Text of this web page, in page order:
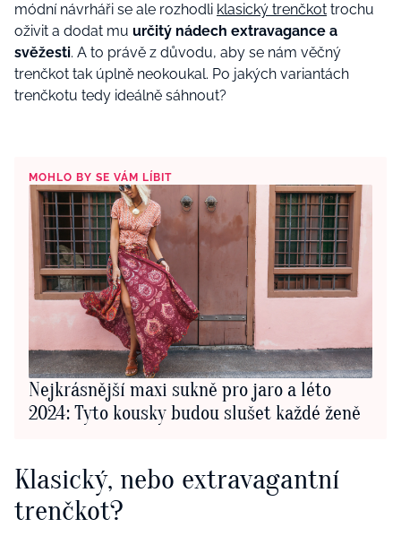
módní návrháři se ale rozhodli klasický trenčkot trochu
oživit a dodat mu určitý nádech extravagance a
svěžesti. A to právě z důvodu, aby se nám věčný
trenčkot tak úplně neokoukal. Po jakých variantách
trenčkotu tedy ideálně sáhnout?
MOHLO BY SE VÁM LÍBIT
Nejkrásnější maxi sukně pro jaro a léto
2024: Tyto kousky budou slušet každé ženě
Klasický, nebo extravagantní
trenčkot?